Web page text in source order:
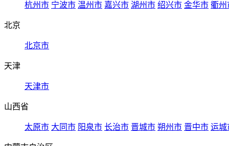
杭州市 宁波市 温州市 嘉兴市 湖州市 绍兴市 金华市 衢州
北京
北京市
天津
天津市
山西省
太原市 大同市 阳泉市 长治市 晋城市 朔州市 晋中市 运城